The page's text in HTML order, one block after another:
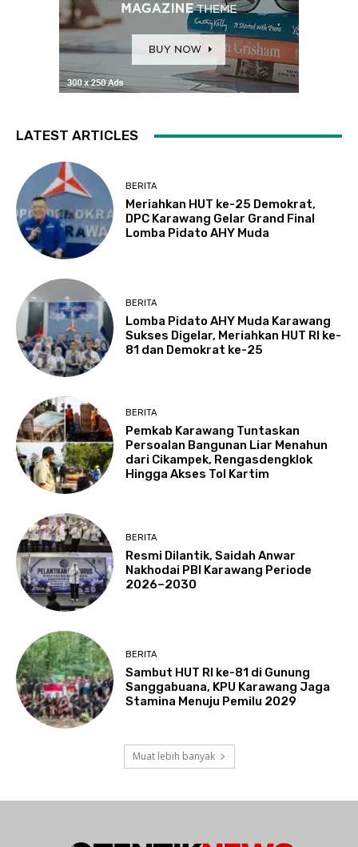
LATEST ARTICLES
BERITA
Meriahkan HUT ke-25 Demokrat,
DPC Karawang Gelar Grand Final
Lomba Pidato AHY Muda
BERITA
Lomba Pidato AHY Muda Karawang
Sukses Digelar, Meriahkan HUT RI ke-
81 dan Demokrat ke-25
BERITA
Pemkab Karawang Tuntaskan
Persoalan Bangunan Liar Menahun
dari Cikampek, Rengasdengklok
Hingga Akses Tol Kartim
BERITA
Resmi Dilantik, Saidah Anwar
Nakhodai PBI Karawang Periode
2026–2030
BERITA
Sambut HUT RI ke-81 di Gunung
Sanggabuana, KPU Karawang Jaga
Stamina Menuju Pemilu 2029
Muat lebih banyak